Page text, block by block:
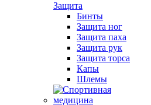
Защита
Бинты
Защита ног
Защита паха
Защита рук
Защита торса
Капы
Шлемы